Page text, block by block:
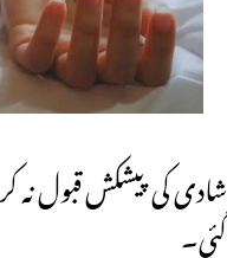
گئی۔